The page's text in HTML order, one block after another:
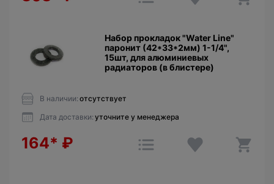
Набор прокладок "Water Line"
паронит (42*33*2мм) 1-1/4",
15шт, для алюминиевых
радиаторов (в блистере)
В наличии: отсутствует
Дата доставки: уточните у менеджера
164* ₽